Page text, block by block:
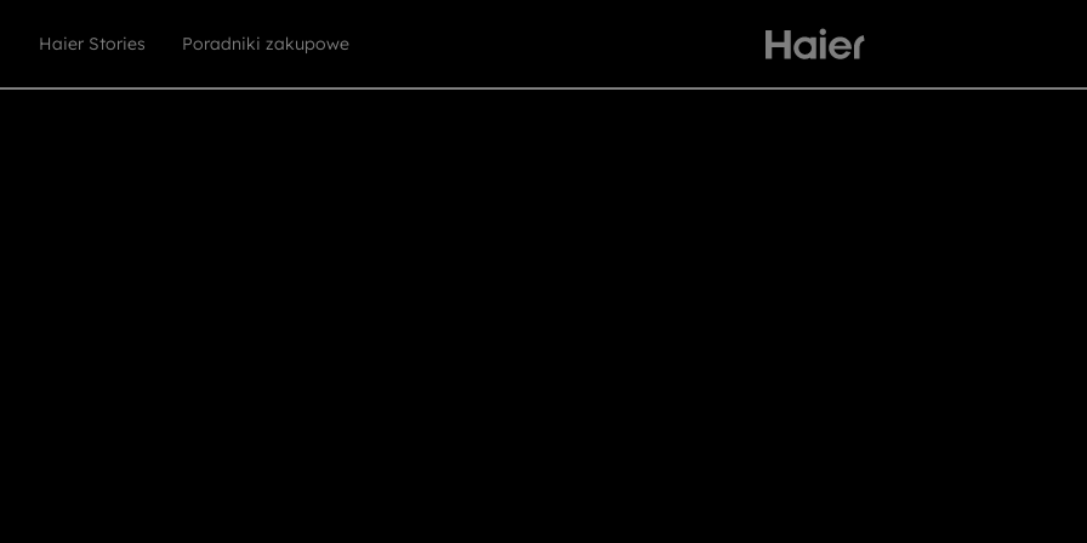
Haier Stories Poradniki zakupowe